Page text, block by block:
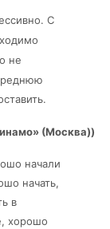
С
не
(Москва))
начали
начать,
в
хорошо